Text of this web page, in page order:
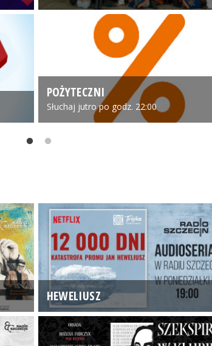
POŻYTECZNI
Słuchaj jutro po godz. 22:00
HEWELIUSZ